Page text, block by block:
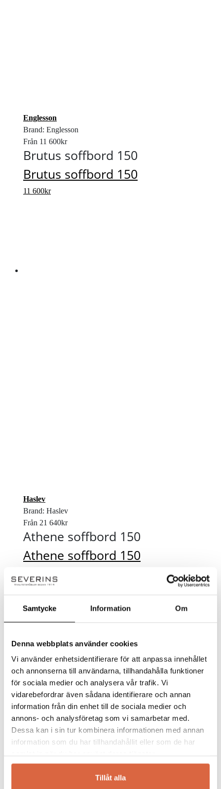
Samtycke Information Om
Denna webbplats använder cookies
Vi använder enhetsidentifierare för att anpassa innehållet
och annonserna till användarna, tillhandahålla funktioner
för sociala medier och analysera vår trafik. Vi
vidarebefordrar även sådana identifierare och annan
information från din enhet till de sociala medier och
annons- och analysföretag som vi samarbetar med.
Dessa kan i sin tur kombinera informationen med annan
information som du har tillhandahållit eller som de har
Tillåt alla
Englesson
Brand: Englesson
Från 11 600kr
Brutus soffbord 150
Brutus soffbord 150
11 600kr
Haslev
Brand: Haslev
Från 21 640kr
Athene soffbord 150
Athene soffbord 150